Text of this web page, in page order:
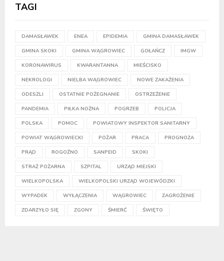
TAGI
DAMASŁAWEK ENEA EPIDEMIA GMINA DAMASŁAWEK
GMINA SKOKI GMINA WĄGROWIEC GOŁAŃCZ IMGW
KORONAWIRUS KWARANTANNA MIEŚCISKO
NEKROLOGI NIELBA WĄGROWIEC NOWE ZAKAŻENIA
ODESZLI OSTATNIE POŻEGNANIE OSTRZEŻENIE
PANDEMIA PIŁKA NOŻNA POGRZEB POLICJA
POLSKA POMOC POWIATOWY INSPEKTOR SANITARNY
POWIAT WĄGROWIECKI POŻAR PRACA PROGNOZA
PRĄD ROGOŹNO SANPEID SKOKI
STRAŻ POŻARNA SZPITAL URZĄD MIEJSKI
WIELKOPOLSKA WIELKOPOLSKI URZĄD WOJEWÓDZKI
WYPADEK WYŁĄCZENIA WĄGROWIEC ZAGROŻENIE
ZDARZYŁO SIĘ ZGONY ŚMIERĆ ŚWIĘTO